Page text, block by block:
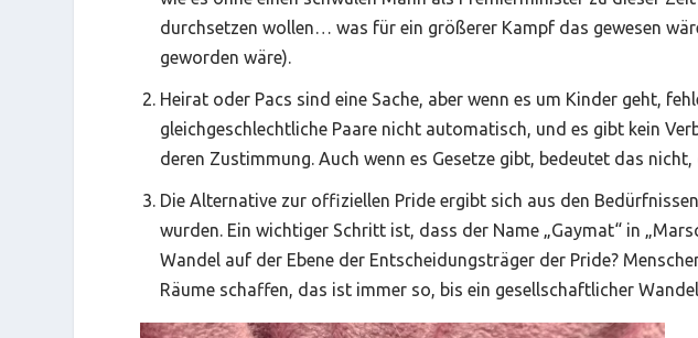
durchsetzen wollen… was für ein größerer Kampf das gewesen
geworden wäre).
Heirat oder Pacs sind eine Sache, aber wenn es um Kinder geht,
gleichgeschlechtliche Paare nicht automatisch, und es gibt kein
deren Zustimmung. Auch wenn es Gesetze gibt, bedeutet das
Die Alternative zur offiziellen Pride ergibt sich aus den
wurden. Ein wichtiger Schritt ist, dass der Name „Gaymat“ in
Wandel auf der Ebene der Entscheidungsträger der Pride?
Räume schaffen, das ist immer so, bis ein gesellschaftlicher